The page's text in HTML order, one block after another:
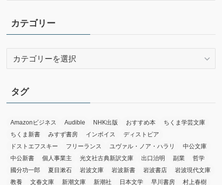
イ
ブ
カテゴリー
リ
ー
タグ
Amazonビジネス Audible NHK出版 おすすめ本
ちくま学芸文庫
ちくま新書
みすず書房 インボイス
ディストピア
ドストエフスキー
フリーランス ユヴァル・ノア・ハラリ
中公文庫
中公新書
個人事業主 光文社古典新訳文庫 出口治明 副業
哲学
國分功一郎
夏目漱石 岩波文庫 岩波新書 岩波書店
岩波現代文庫
教養
文春文庫 新潮文庫 新潮社 日本文学 早川書房 村上春樹